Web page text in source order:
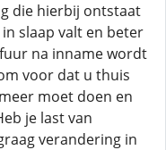
die hierbij ontstaat
slaap valt en beter
na inname wordt
voor dat u thuis
moet doen en
je last van
verandering in